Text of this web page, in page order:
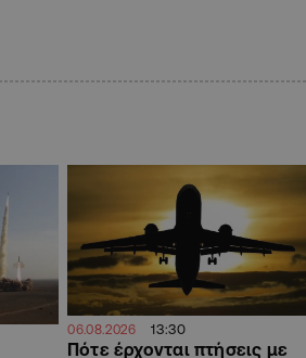
06.08.2026 13:30
Πότε έρχονται πτήσεις με